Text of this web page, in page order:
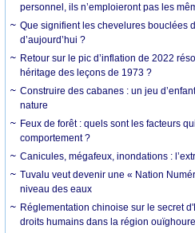
personnel, ils n’emploieront pas les
Que signifient les chevelures bouclées
d’aujourd’hui ?
Retour sur le pic d’inflation de 2022
héritage des leçons de 1973 ?
Construire des cabanes : un jeu
nature
Feux de forêt : quels sont les facteurs
comportement ?
Canicules, mégafeux, inondations :
Tuvalu veut devenir une « Nation
niveau des eaux
Réglementation chinoise sur le secret
droits humains dans la région ouïghoure